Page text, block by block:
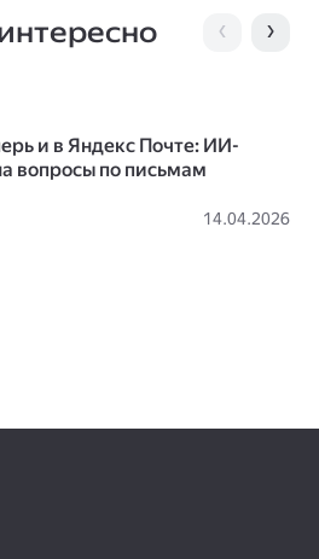
и в Яндекс Почте: ИИ-
вопросы по письмам
14.04.2026